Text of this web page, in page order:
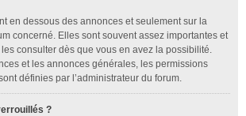
en dessous des annonces et seulement sur la
concerné. Elles sont souvent assez importantes et
consulter dès que vous en avez la possibilité.
et les annonces générales, les permissions
définies par l’administrateur du forum.
?